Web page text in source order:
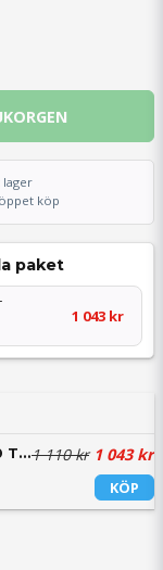
lager
köp
paket
1 043 kr
Filterpaket 3-pack Heru 115 T/130 T EC/140 T Eko1 110 kr1 043 kr
KÖP